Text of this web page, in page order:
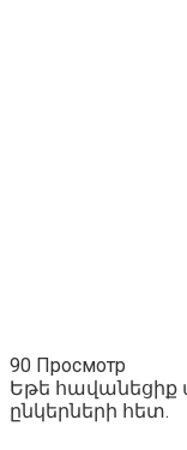
90 Просмотр
Եթե հավանեցիք
ընկերների հետ.